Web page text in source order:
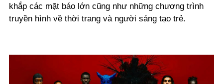
khắp các mặt báo lớn cũng như những chương trình
truyền hình về thời trang và người sáng tạo trẻ.